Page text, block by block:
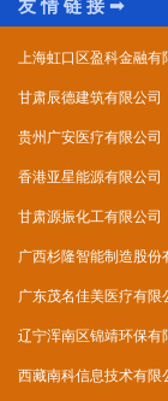
上海虹口区盈科金融有
甘肃辰德建筑有限公司
贵州广安医疗有限公司
香港亚星能源有限公司
甘肃源振化工有限公司
广西杉隆智能制造股份
广东茂名佳美医疗有限
辽宁浑南区锦靖环保有
西藏南科信息技术有限